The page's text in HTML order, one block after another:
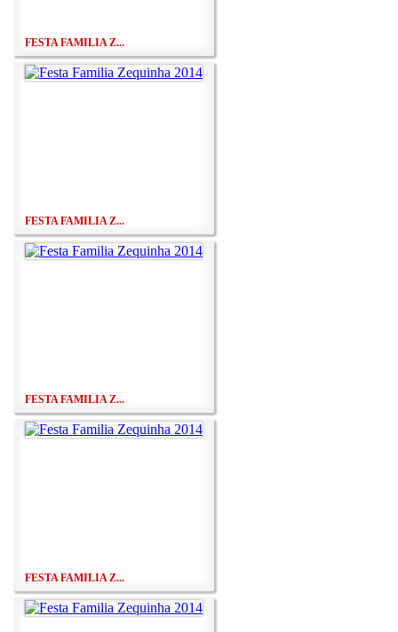
FESTA FAMILIA Z...
FESTA FAMILIA Z...
FESTA FAMILIA Z...
FESTA FAMILIA Z...